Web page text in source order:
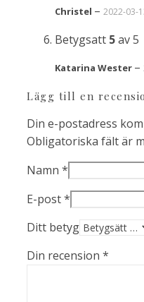
Christel – 2022-03-
Betygsatt 5av 5
Katarina Wester –
Lägg till en
Din e-postadress
Obligatoriska fält är
Namn *
E-post*
Ditt betyg
Din recension *